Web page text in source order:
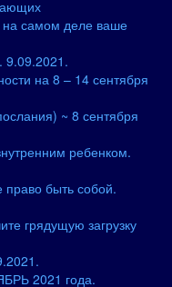
на самом деле ваше
9.09.2021.
на 8 – 14 сентября
~ 8 сентября
ребенком.
быть собой.
грядущую загрузку
2021 года.